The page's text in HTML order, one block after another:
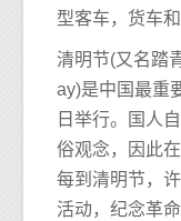
型客车，货车
清明节(又名踏
ay)是中国最重
日举行。国人
俗观念，因此
每到清明节，
活动，纪念革